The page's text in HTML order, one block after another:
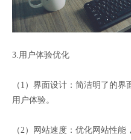
3.用户体验优化
（1）界面设计：简洁明了的
用户体验。
（2）网站速度：优化网站性